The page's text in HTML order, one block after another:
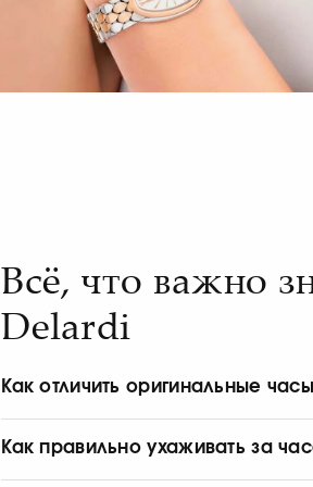
Всё, что важно
Delardi
Как отличить оригинальные
Оригинальные часы Bulgari имеют
фирменную упаковку и
Как правильно ухаживать за
Часы рекомендуется регулярно